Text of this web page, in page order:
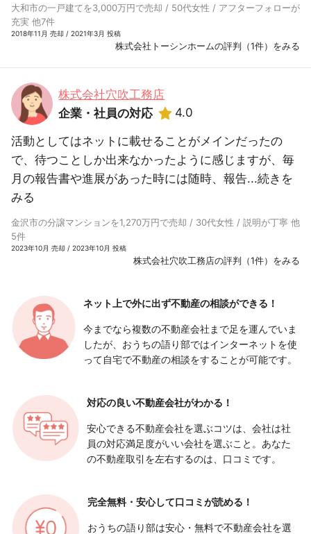
大和市の一戸建てを3,000万円で売却 / 50代女性 / アフターフォローが
充実 他7件
2018年11月 売却 / 2021年3月 投稿
株式会社トーシンホームの評判（1件）をみる
株式会社穴吹工務店
企業・社員の対応
4.0
活動としてはネットに載せることがメインだったの
で、待つことしか出来なかったように感じますが、毎
月の報告書や進展があった時には随時、報告...続きを
みる
金沢市の分譲マンションを1,270万円で売却 / 30代女性 / 説明が丁寧 他
5件
2023年10月 売却 / 2023年10月 投稿
株式会社穴吹工務店の評判（1件）をみる
ネット上で外に出ず不動産の相談ができる！
今までなら複数の不動産会社まで足を運んでいま
したが、おうちの語り部ではインターネットを使
って自宅で不動産の相談をすることが可能です。
対応の良い不動産会社がわかる！
安心できる不動産会社を選ぶコツは、会社は社
員の対応満足度がいい会社を選ぶこと。あなた
の不動産取引を左右するのは、口コミです。
完全無料・安心して口コミが読める！
おうちの語り部は安心・無料で不動産会社を選